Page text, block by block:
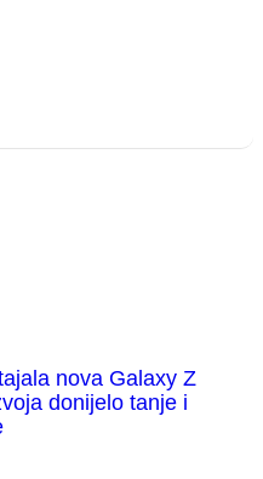
nova Galaxy Z
donijelo tanje i